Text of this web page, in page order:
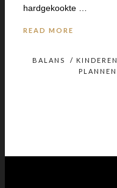
hardgekookte …
READ MORE
BALANS / KINDEREN
PLANNEN